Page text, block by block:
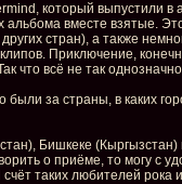
который выпустили
вместе взятые.
стран), а также
Приключение,
что всё не так
за страны, в каких
Бишкеке
о приёме, то могу с
таких любителей рока